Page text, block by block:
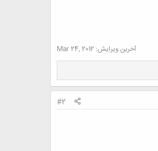
آخرین ویرایش: Mar 24, 2012
#2